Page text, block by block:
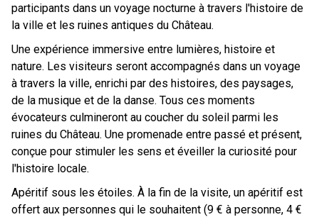
participants dans un voyage nocturne à travers l'histoire de
la ville et les ruines antiques du Château.
Une expérience immersive entre lumières, histoire et
nature. Les visiteurs seront accompagnés dans un voyage
à travers la ville, enrichi par des histoires, des paysages,
de la musique et de la danse. Tous ces moments
évocateurs culmineront au coucher du soleil parmi les
ruines du Château. Une promenade entre passé et présent,
conçue pour stimuler les sens et éveiller la curiosité pour
l'histoire locale.
Apéritif sous les étoiles. À la fin de la visite, un apéritif est
offert aux personnes qui le souhaitent (9 € à personne, 4 €